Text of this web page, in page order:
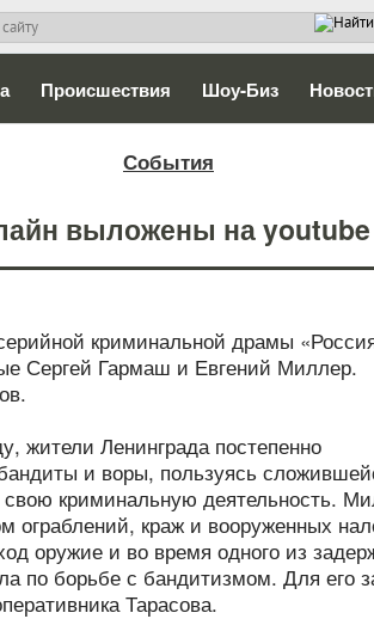
Происшествия Шоу-Биз
События
выложены на youtube
криминальной драмы
Сергей Гармаш и Евгений Миллер.
жители Ленинграда постепенно
и воры, пользуясь
криминальную деятельность.
ограблений, краж и вооруженных
оружие и во время одного из
по борьбе с бандитизмом. Для его
Тарасова.